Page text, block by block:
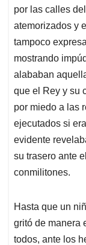
por las calles
atemorizados y
tampoco
mostrando
alababan
que el Rey y su
por miedo a las
ejecutados si
evidente
su trasero ante
conmilitones.
Hasta que un
gritó de manera
todos, ante los